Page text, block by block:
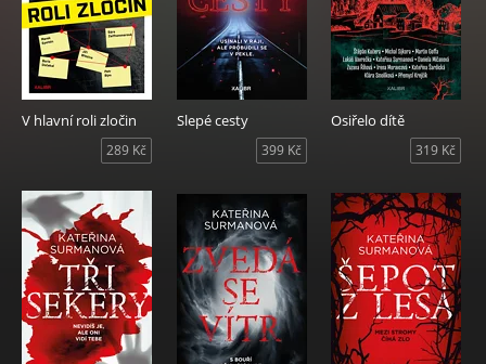
V hlavní roli zločin
289 Kč
Slepé cesty
399 Kč
Osiřelo dítě
319 Kč